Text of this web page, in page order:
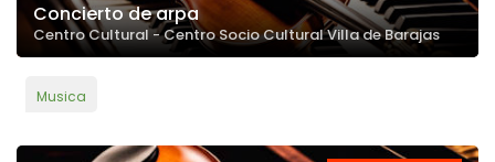
Concierto de arpa
Centro Cultural - Centro Socio Cultural Villa de Barajas
Musica